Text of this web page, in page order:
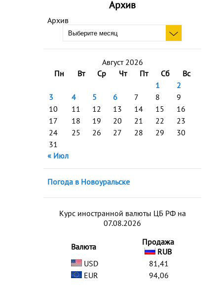
Архив
Архив
Август 2026
Пн
Вт Ср Чт Пт Сб
Вс
1
2
3
4 5 6 7 8
9
10
11 12 13 14 15
16
17
18 19 20 21 22
23
24
25 26 27 28 29
30
31
« Июл
Погода в Новоуральске
Курс иностранной валюты ЦБ РФ на
07.08.2026
Валюта
Продажа
RUB
USD
81,41
EUR
94,06